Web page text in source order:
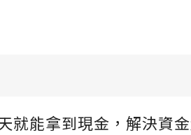
就能拿到現金，解決資